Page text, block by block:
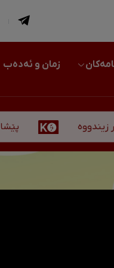
زمان و ئەدەب
پێشانگەی